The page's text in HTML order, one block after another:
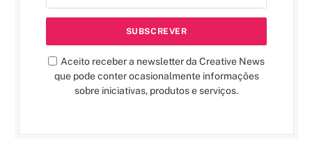
Aceito receber a newsletter da Creative News
que pode conter ocasionalmente informações
sobre iniciativas, produtos e serviços.